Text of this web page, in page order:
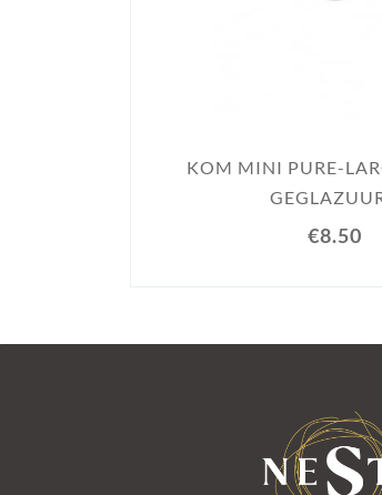
KOM MINI PURE-
€8.50